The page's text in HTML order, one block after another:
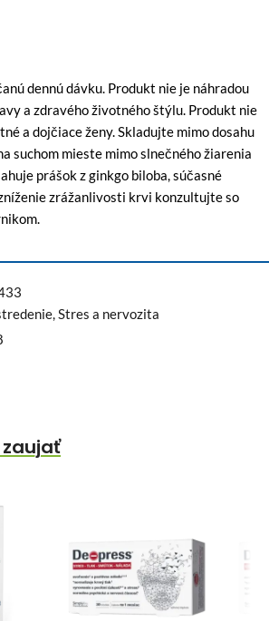
dennú dávku. Produkt nie je náhradou
a zdravého životného štýlu. Produkt nie
a dojčiace ženy. Skladujte mimo dosahu
suchom mieste mimo slnečného žiarenia
prášok z ginkgo biloba, súčasné
zrážanlivosti krvi konzultujte so
,Stres a nervozita